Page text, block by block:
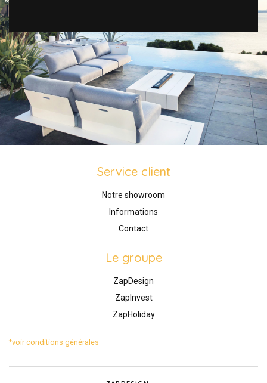
Service client
Notre showroom
Informations
Contact
Le groupe
ZapDesign
ZapInvest
ZapHoliday
*voir conditions générales